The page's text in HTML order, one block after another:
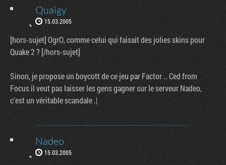
Quaigy
15.03.2005
[hors-sujet] OgrO, comme celui qui faisait des jolies skins pour
Quake 2 ? [/hors-sujet]
Sinon, je propose un boycott de ce jeu par Factor .. Ced from
Focus il veut pas laisser les gens gagner sur le serveur Nadeo,
c'est un véritable scandale .|
Nadeo
15.03.2005